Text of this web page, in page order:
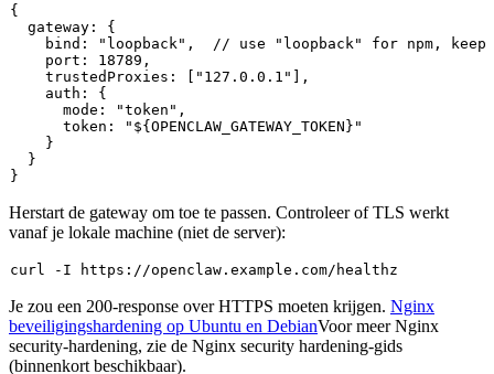
{
  gateway: {
bind: "loopback",  // use "loopback" for npm, keep
    port: 18789,
    trustedProxies: ["127.0.0.1"],
    auth: {
      mode: "token",
      token: "${OPENCLAW_GATEWAY_TOKEN}"
    }
  }
Herstart de gateway om toe te passen. Controleer of TLS werkt
vanaf je lokale machine (niet de server):
Je zou een 200-response over HTTPS moeten krijgen. Nginx
beveiligingshardening op Ubuntu en DebianVoor meer Nginx
security-hardening, zie de Nginx security hardening-gids
(binnenkort beschikbaar).